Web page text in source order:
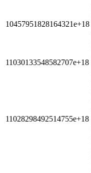
10457951828164321e+18
11030133548582707e+18
11028298492514755e+18